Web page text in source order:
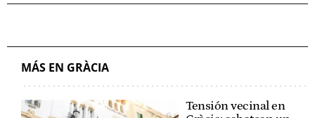
MÁS EN GRÀCIA
Tensión vecinal en